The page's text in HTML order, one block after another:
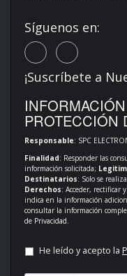
Síguenos en:
¡Suscríbete a
PROTECCIÓN
Responsable: SPC
Finalidad: Responder las
información solicitada;
Destinatarios: Solo se
Derechos: Acceder, rectificar
indica en la información
consultar la información
de Privacidad
He leído y acepto la